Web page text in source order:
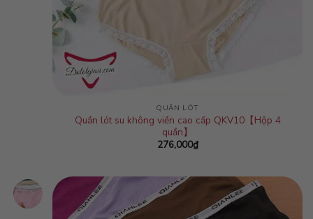
QUẦN LÓT
Quần lót su không viền cao cấp QKV10【Hộp 4
quần】
276,000₫